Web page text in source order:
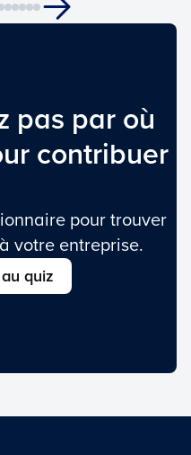
pas par où
contribuer
pour trouver
votre entreprise.
quiz